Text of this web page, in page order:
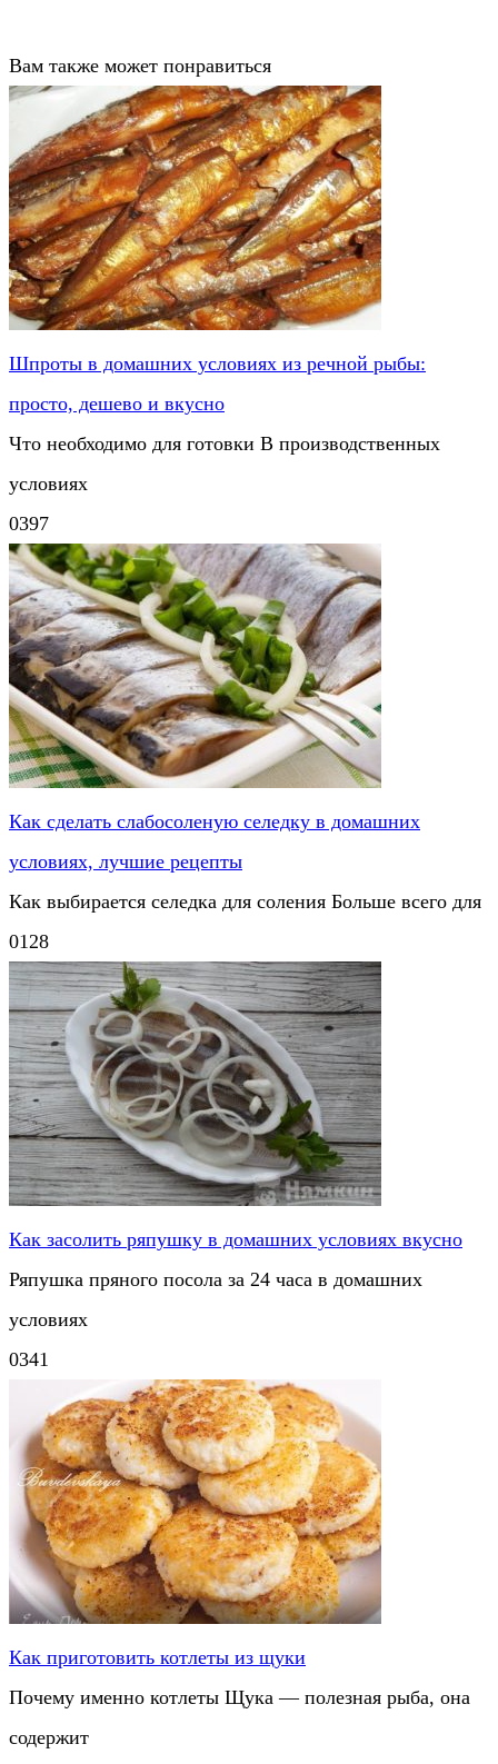
Вам также может понравиться
Шпроты в домашних условиях из речной рыбы:
просто, дешево и вкусно
Что необходимо для готовки В производственных
условиях
0397
Как сделать слабосоленую селедку в домашних
условиях, лучшие рецепты
Как выбирается селедка для соления Больше всего для
0128
Как засолить ряпушку в домашних условиях вкусно
Ряпушка пряного посола за 24 часа в домашних
условиях
0341
Как приготовить котлеты из щуки
Почему именно котлеты Щука — полезная рыба, она
содержит